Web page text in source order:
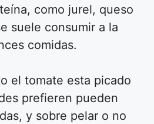
como jurel, queso
suele consumir a la
comidas.
el tomate esta picado
prefieren pueden
y sobre pelar o no